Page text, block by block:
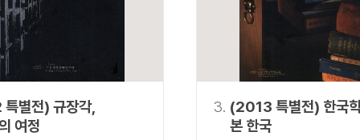
”이 포함된 자료를 검색
약용”이 나오지 않는 자
별전) 규장각,
여정
3. (2013 특별전) 한국
본 한국